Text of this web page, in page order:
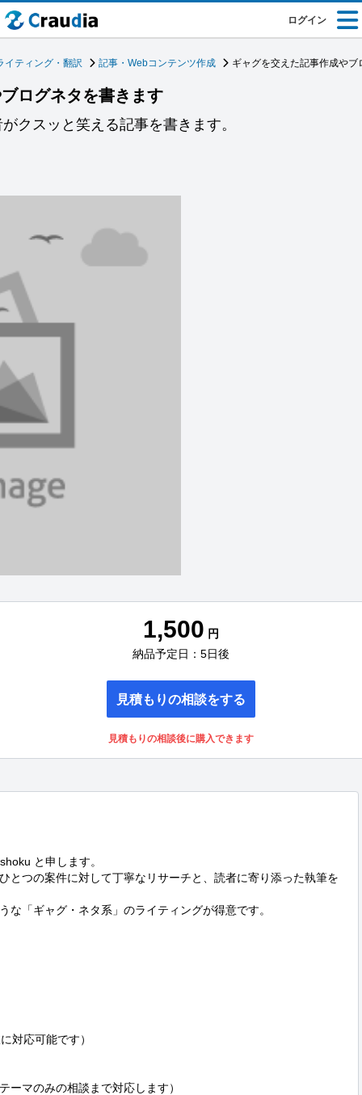
ログイン
イティング・翻訳 記事・Webコンテンツ作成 ギャグを交えた記事作成やブ
ログネタを書きます
クスッと笑える記事を書きます。
1,500 円
納品予定日：5日後
見積もりの相談をする
見積もりの相談後に購入できます
と申します。
とつの案件に対して丁寧なリサーチと、読者に寄り添った執筆を
な「ギャグ・ネタ系」のライティングが得意です。
対応可能です）
ーマのみの相談まで対応します）